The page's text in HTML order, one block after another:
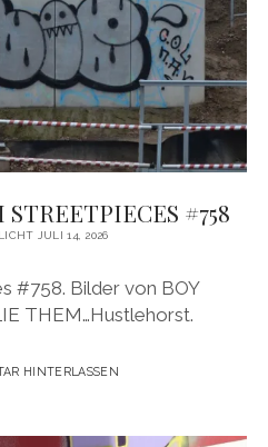
Menü
öffnen
HAMBURG
LEIPZIG
ROSTOCK
#758
JULI 14, 2026
#758. Bilder von BOY
THEM…Hustlehorst.
HINTERLASSEN